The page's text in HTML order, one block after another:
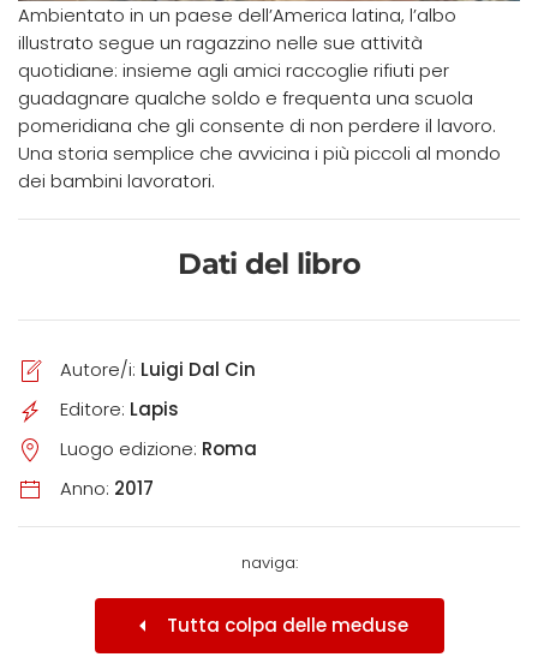
Ambientato in un paese dell’America latina, l’albo
illustrato segue un ragazzino nelle sue attività
quotidiane: insieme agli amici raccoglie rifiuti per
guadagnare qualche soldo e frequenta una scuola
pomeridiana che gli consente di non perdere il lavoro.
Una storia semplice che avvicina i più piccoli al mondo
dei bambini lavoratori.
Dati del libro
Autore/i: Luigi Dal Cin
Editore: Lapis
Luogo edizione: Roma
Anno: 2017
naviga:
Tutta colpa delle meduse